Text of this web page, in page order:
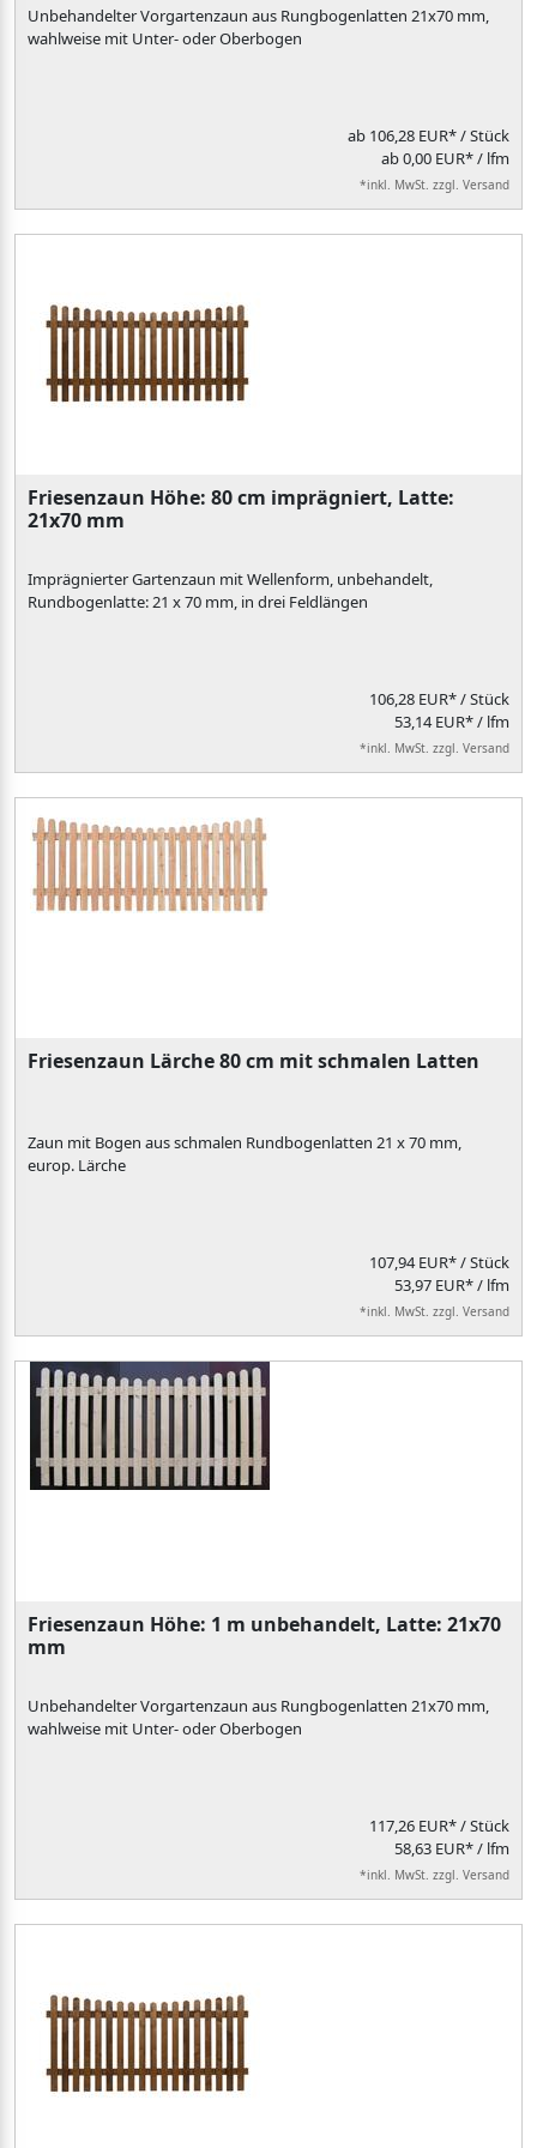
Unbehandelter Vorgartenzaun aus Rungbogenlatten 21x70 mm,
wahlweise mit Unter- oder Oberbogen
ab 106,28 EUR*/ Stück
ab 0,00 EUR* / lfm
*inkl. MwSt. zzgl. Versand
Friesenzaun Höhe: 80 cm imprägniert, Latte:
21x70 mm
Imprägnierter Gartenzaun mit Wellenform, unbehandelt,
Rundbogenlatte: 21 x 70 mm, in drei Feldlängen
106,28 EUR*/ Stück
53,14 EUR* / lfm
*inkl. MwSt. zzgl. Versand
Friesenzaun Lärche 80 cm mit schmalen Latten
Zaun mit Bogen aus schmalen Rundbogenlatten 21 x 70 mm,
europ. Lärche
107,94 EUR*/ Stück
53,97 EUR* / lfm
*inkl. MwSt. zzgl. Versand
Friesenzaun Höhe: 1 m unbehandelt, Latte: 21x70
mm
Unbehandelter Vorgartenzaun aus Rungbogenlatten 21x70 mm,
wahlweise mit Unter- oder Oberbogen
117,26 EUR*/ Stück
58,63 EUR* / lfm
*inkl. MwSt. zzgl. Versand